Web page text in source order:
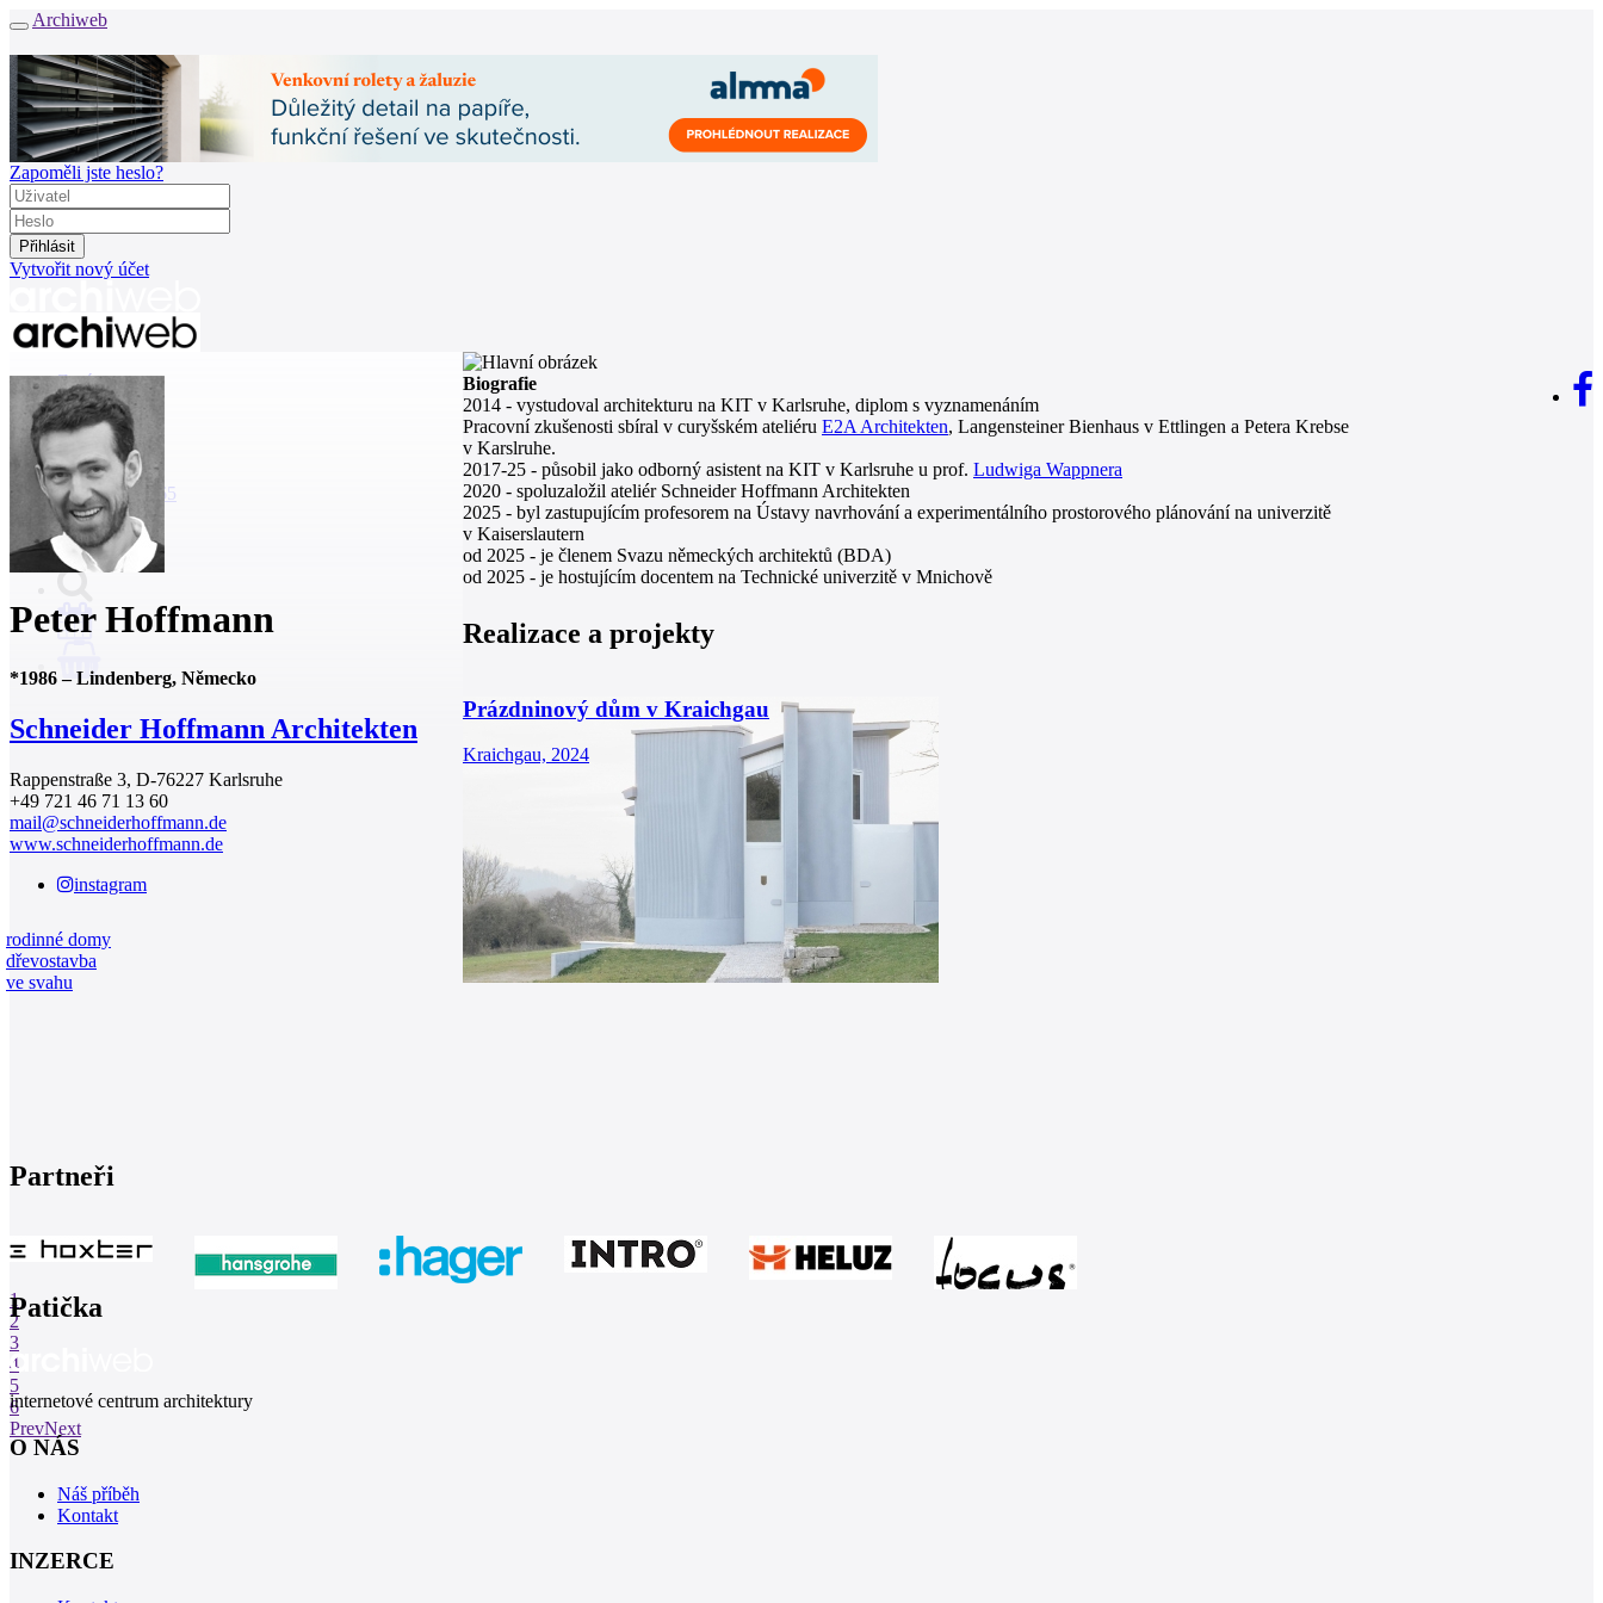
Archiweb
Zapoměli jste heslo?
Vytvořit nový účet
Zprávy
Architekti
Stavby
Katalog
E-shop
Burza práce
165
en
0
Peter Hoffmann
*1986–Lindenberg, Německo
Schneider Hoffmann Architekten
Rappenstraße 3, D-76227 Karlsruhe
+49 721 46 71 13 60
mail@schneiderhoffmann.de
www.schneiderhoffmann.de
instagram
rodinné domy
dřevostavba
ve svahu
Biografie
2014 - vystudoval architekturu na KIT v Karlsruhe, diplom s vyznamenáním
Pracovní zkušenosti sbíral v curyšském ateliéru E2A Architekten, Langensteiner Bienhaus v Ettlingen a Petera Krebse
v Karslruhe.
2017-25 - působil jako odborný asistent na KIT v Karlsruhe u prof. Ludwiga Wappnera
2020 - spoluzaložil ateliér Schneider Hoffmann Architekten
2025 - byl zastupujícím profesorem na Ústavy navrhování a experimentálního prostorového plánování na univerzitě
v Kaiserslautern
od 2025 - je členem Svazu německých architektů (BDA)
od 2025 - je hostujícím docentem na Technické univerzitě v Mnichově
Realizace a projekty
Prázdninový dům v Kraichgau
Kraichgau, 2024
Partneři
1
2
3
4
5
6
PrevNext
Patička
internetové centrum architektury
O NÁS
Náš příběh
Kontakt
INZERCE